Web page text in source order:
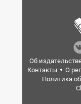
Об
Контакты
О
Политика